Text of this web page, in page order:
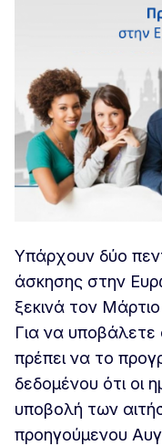
Υπάρχουν δύο
άσκησης στην
ξεκινά τον
Για να υποβάλετε
πρέπει να το
δεδομένου ότι οι
υποβολή των
προηγούμενου